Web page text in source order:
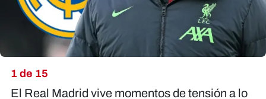
1 de 15
El Real Madrid vive momentos de tensión a lo